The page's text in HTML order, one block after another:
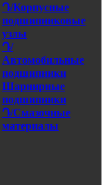
Դ/Корпусные
подшипниковые
узлы
Դ/
Автомобильные
подшипники
Шарнирные
подшипники
Դ/Смазочные
материалы